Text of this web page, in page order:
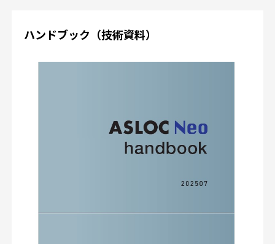
ハンドブック（技術資料）